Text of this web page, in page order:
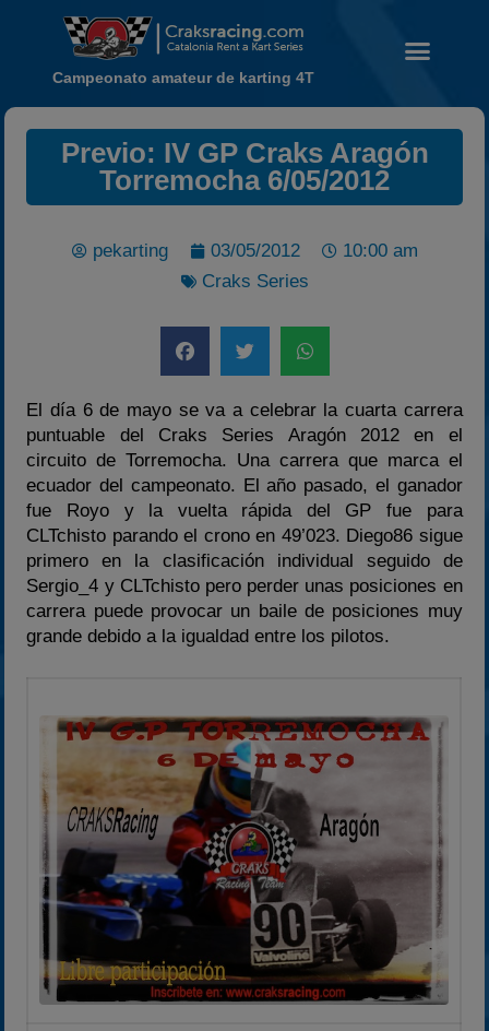
Noticias
Temporada 2026
Campeonato
2020-2021
2022
2023
2024
2025
Estadísticas
Preguntas Frecuentes
Campeonato amateur de karting 4T
Previo: IV GP Craks Aragón
Torremocha 6/05/2012
pekarting 03/05/2012
10:00 am
Craks Series
El día 6 de mayo se va a celebrar la cuarta carrera
puntuable del Craks Series Aragón 2012 en el
circuito de Torremocha. Una carrera que marca el
ecuador del campeonato. El año pasado, el ganador
fue Royo y la vuelta rápida del GP fue para
CLTchisto parando el crono en 49’023. Diego86 sigue
primero en la clasificación individual seguido de
Sergio_4 y CLTchisto pero perder unas posiciones en
carrera puede provocar un baile de posiciones muy
grande debido a la igualdad entre los pilotos.